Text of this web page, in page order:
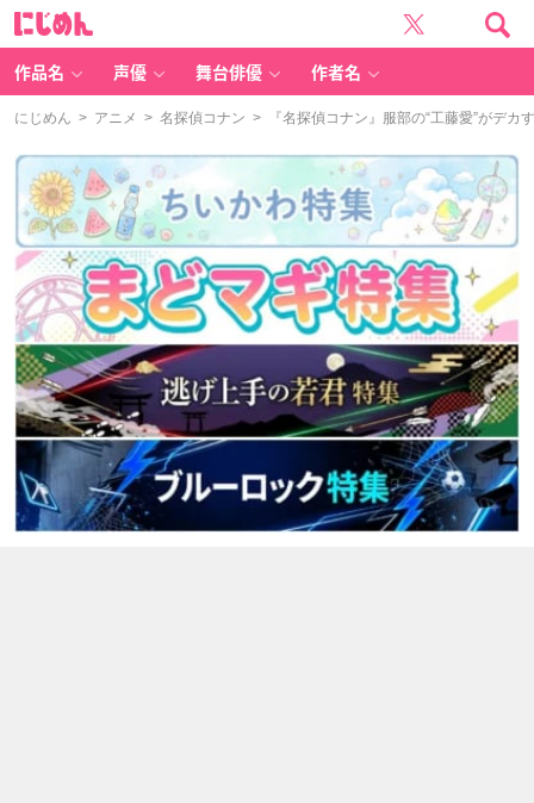
作品名 声優 舞台俳優 作者名
にじめん > アニメ > 名探偵コナン > 『名探偵コナン』服部の“工藤愛”がデカ